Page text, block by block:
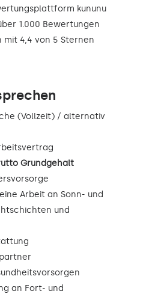
kununu
1.000 Bewertungen
4,4 von 5 Sternen
(Vollzeit) / alternativ
Grundgehalt
Arbeit an Sonn- und
und
an Fort- und